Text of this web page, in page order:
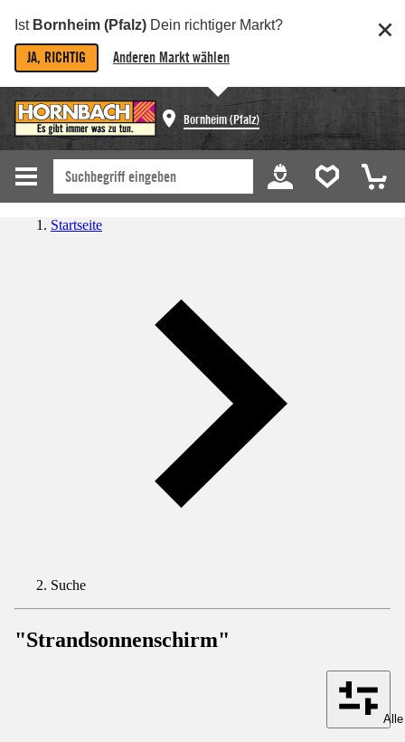
Ist Bornheim (Pfalz) Dein richtiger Markt?
JA, RICHTIG Anderen Markt wählen
Bornheim (Pfalz)
Startseite
Suche
"Strandsonnenschirm"